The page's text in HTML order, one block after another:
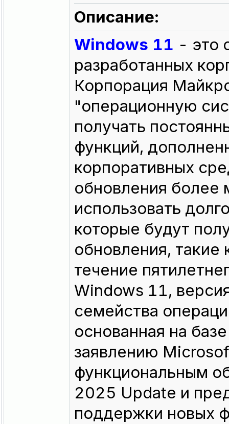
Описание:
Windows 11 - это
разработанных
Корпорация
"операционную
получать
функций,
корпоративных
обновления
использовать
которые будут
обновления, такие
течение
Windows 11,
семейства
основанная на
заявлению
функциональным
2025 Update и
поддержки новых